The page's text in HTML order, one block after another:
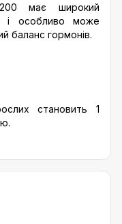
200 має широкий
і особливо може
баланс гормонів.
становить 1